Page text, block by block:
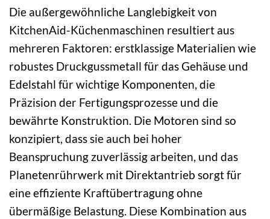
Die außergewöhnliche Langlebigkeit von
KitchenAid-Küchenmaschinen resultiert aus
mehreren Faktoren: erstklassige Materialien wie
robustes Druckgussmetall für das Gehäuse und
Edelstahl für wichtige Komponenten, die
Präzision der Fertigungsprozesse und die
bewährte Konstruktion. Die Motoren sind so
konzipiert, dass sie auch bei hoher
Beanspruchung zuverlässig arbeiten, und das
Planetenrührwerk mit Direktantrieb sorgt für
eine effiziente Kraftübertragung ohne
übermäßige Belastung. Diese Kombination aus